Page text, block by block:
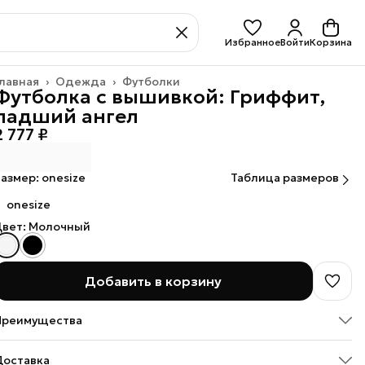
ИзбранноеВойтиКорзина
Футболки
Одежда ›
›
с вышивкой: Гриффит,
ангел
777 ₽
onesize
Таблица размеров
onesize
Молочный
Добавить в корзину
Оплата — картой, СБП или наличными
Оплата частями в Сплит